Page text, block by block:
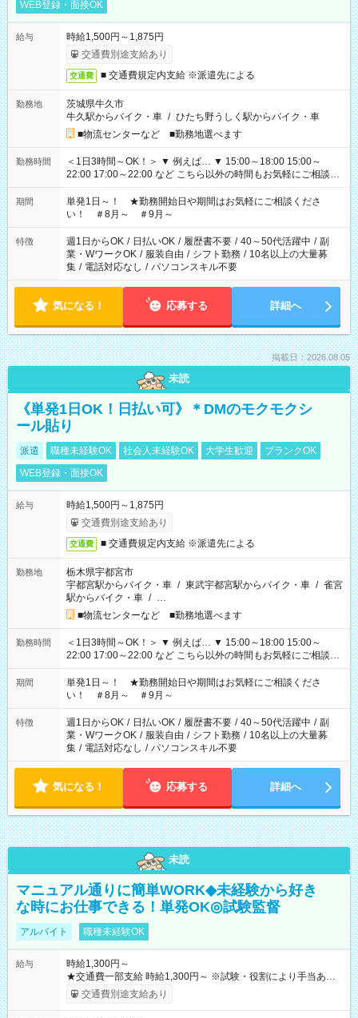
WEB登録・面接OK
給与
時給1,500円～1,875円
交通費別途支給あり
交通費 ■ 交通費規定内支給 ※派遣先による
勤務地
茨城県牛久市
牛久駅からバイク・車 / ひたち野うしく駅からバイク・車
■物流センターなど ■勤務地選べます
勤務時間
＜1日3時間～OK！＞ ▼ 例えば… ▼ 15:00～18:00 15:00～
22:00 17:00～22:00 など こちら以外の時間もお気軽にご相談く
ださい！
期間
単発1日～！ ★勤務開始日や期間はお気軽にご相談くださ
い！ ＃8月～ ＃9月～
特徴 週1日からOK / 日払いOK / 履歴書不要 / 40～50代活躍中 / 副
業・WワークOK / 服装自由 / シフト勤務 / 10名以上の大量募
集 / 電話対応なし / パソコンスキル不要
気になる！ 応募する 詳細へ
掲載日：2026.08.05
未読
《単発1日OK！日払い可》＊DMのモクモクシ
ール貼り
派遣 職種未経験OK 社会人未経験OK 大学生歓迎
ブランクOK
WEB登録・面接OK
給与
時給1,500円～1,875円
交通費別途支給あり
交通費 ■ 交通費規定内支給 ※派遣先による
勤務地
栃木県宇都宮市
宇都宮駅からバイク・車 / 東武宇都宮駅からバイク・車 / 雀宮
駅からバイク・車 / …
■物流センターなど ■勤務地選べます
勤務時間
＜1日3時間～OK！＞ ▼ 例えば… ▼ 15:00～18:00 15:00～
22:00 17:00～22:00 など こちら以外の時間もお気軽にご相談く
ださい！
期間
単発1日～！ ★勤務開始日や期間はお気軽にご相談くださ
い！ ＃8月～ ＃9月～
特徴 週1日からOK / 日払いOK / 履歴書不要 / 40～50代活躍中 / 副
業・WワークOK / 服装自由 / シフト勤務 / 10名以上の大量募
集 / 電話対応なし / パソコンスキル不要
気になる！ 応募する 詳細へ
未読
マニュアル通りに簡単WORK◆未経験から好き
な時にお仕事できる！単発OK◎試験監督
アルバイト 職種未経験OK
給与
時給1,300円～
★交通費一部支給 時給1,300円～ ※試験・役割により手当あり
※勤務回数により昇給あり 【即給（前払い）オプションあ
り！】 希望される場合、勤務から1週間ほどで給与の一部を受け
交通費別途支給あり